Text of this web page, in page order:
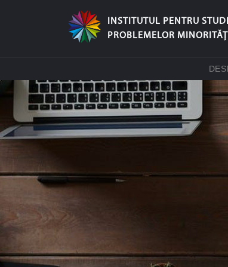
INSTITUTUL PENTRU
PROBLEMELOR